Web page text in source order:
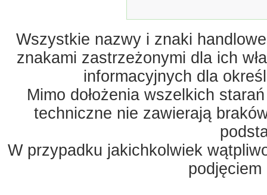
Wszystkie nazwy i znaki
znakami zastrzeżonymi dla ich
informacyjnych dla
Mimo dołożenia wszelkich
techniczne nie zawierają
W przypadku jakichkolwiek